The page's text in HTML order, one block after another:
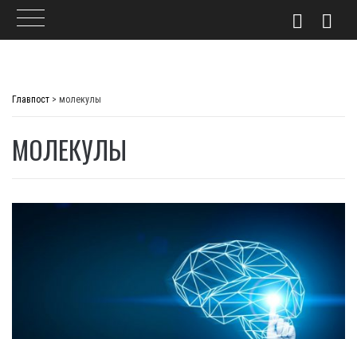
Главпост > молекулы
МОЛЕКУЛЫ